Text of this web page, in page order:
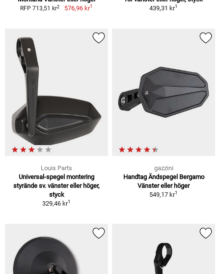
RFP 713,51 kr2 576,96 kr1
439,31 kr1
Louis Parts
Universal-spegel montering
styrände sv. vänster eller höger,
styck
329,46 kr1
gazzini
Handtag Ändspegel Bergamo
Vänster eller höger
549,17 kr1